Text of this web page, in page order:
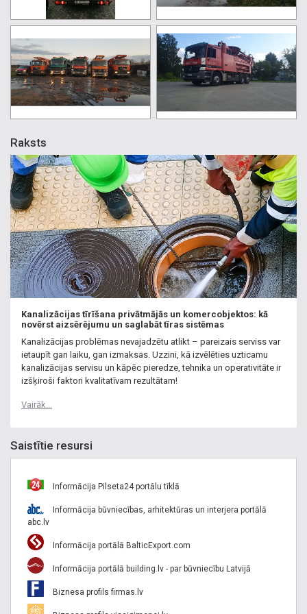
Raksts
Kanalizācijas tīrīšana privātmājās un komercobjektos: kā
novērst aizsērējumu un saglabāt tīras sistēmas
Kanalizācijas problēmas nevajadzētu atlikt – pareizais serviss var
ietaupīt gan laiku, gan izmaksas. Uzzini, kā izvēlēties uzticamu
kanalizācijas servisu un kāpēc pieredze, tehnika un operativitāte ir
izšķiroši faktori kvalitatīvam rezultātam!
Vairāk...
Saistītie resursi
Informācija Pilseta24 portālu tīklā
Informācija būvniecības, arhitektūras un interjera portālā
abc.lv
Informācija portālā BalticExport.com
Informācija portālā building.lv - par būvniecību Latvijā
Biznesa profils firmas.lv